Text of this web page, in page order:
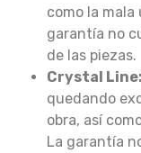
como la
garantía no
de las piezas.
Crystal Line:
quedando
obra, así
La garantía